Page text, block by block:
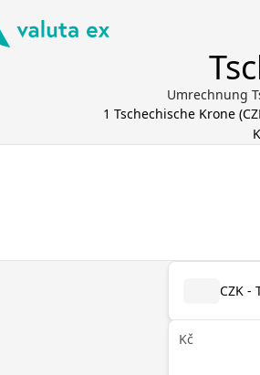
Umrechnung
1 Tschechische Krone (
CZK -
Kč